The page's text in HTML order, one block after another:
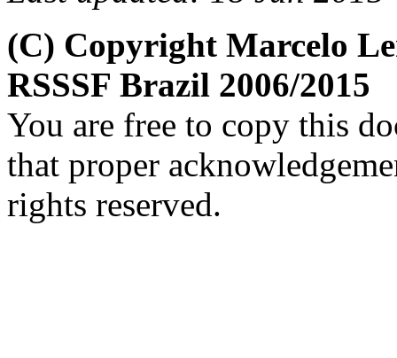
(C) Copyright Marcelo
RSSSF Brazil 2006/2015
You are free to copy this
that proper
rights reserved.